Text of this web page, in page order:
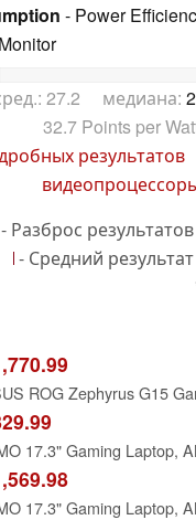
- Power
27.2 медиана:
32.7 Points per
результатов
- Разброс
- Средний